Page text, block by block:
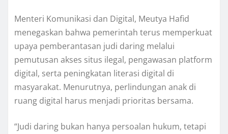
Menteri Komunikasi dan Digital, Meutya Hafid
menegaskan bahwa pemerintah terus memperkuat
upaya pemberantasan judi daring melalui
pemutusan akses situs ilegal, pengawasan platform
digital, serta peningkatan literasi digital di
masyarakat. Menurutnya, perlindungan anak di
ruang digital harus menjadi prioritas bersama.
“Judi daring bukan hanya persoalan hukum, tetapi